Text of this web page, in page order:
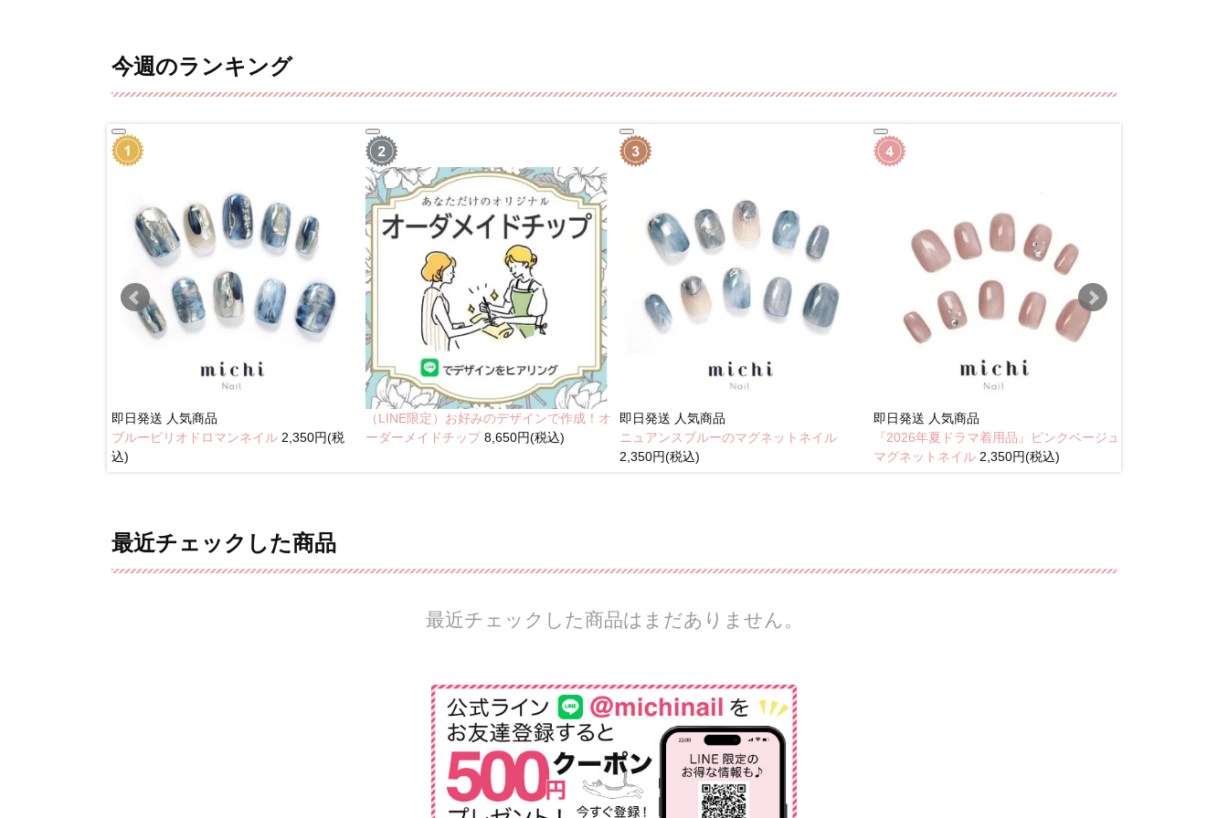
今週のランキング
即日発送 人気商品
ブルーピリオドロマンネイル 2,350円(税
込)
（LINE限定）お好みのデザインで作成！オ
ーダーメイドチップ8,650円(税込)
即日発送 人気商品
ニュアンスブルーのマグネットネイル
2,350円(税込)
即日発送 人気商品
『2026年夏ドラマ着用品』ピンクベージュ
マグネットネイル2,350円(税込)
最近チェックした商品
最近チェックした商品はまだありません。